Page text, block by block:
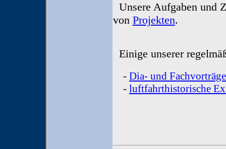
Unsere Aufgaben und
von Projekten.
Einige unserer
- Dia- und
- luftfahrthistorische